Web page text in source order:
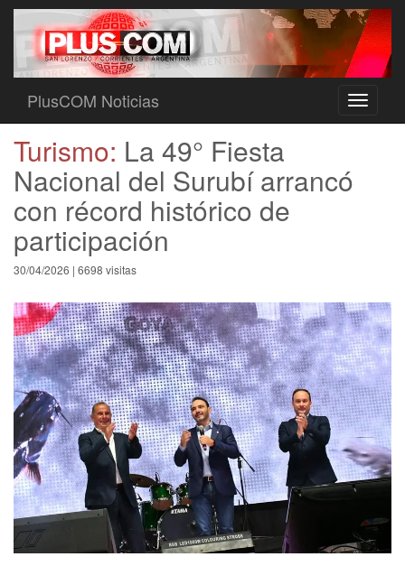
Toggle
PlusCOM Noticias
Turismo: La 49° Fiesta
Nacional del Surubí arrancó
con récord histórico de
participación
30/04/2026 | 6698 visitas